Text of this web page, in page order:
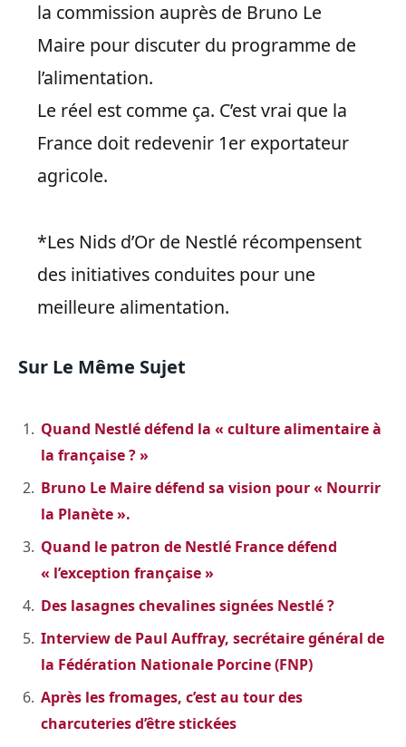
la commission auprès de Bruno Le
Maire pour discuter du programme de
l’alimentation.
Le réel est comme ça. C’est vrai que la
France doit redevenir 1er exportateur
agricole.
*Les Nids d’Or de Nestlé récompensent
des initiatives conduites pour une
meilleure alimentation.
Sur Le Même Sujet
Quand Nestlé défend la « culture alimentaire à
la française ? »
Bruno Le Maire défend sa vision pour « Nourrir
la Planète ».
Quand le patron de Nestlé France défend
« l’exception française »
Des lasagnes chevalines signées Nestlé ?
Interview de Paul Auffray, secrétaire général de
la Fédération Nationale Porcine (FNP)
Après les fromages, c’est au tour des
charcuteries d’être stickées